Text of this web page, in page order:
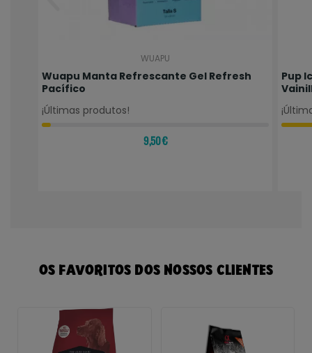
WUAPU
Wuapu Manta Refrescante Gel Refresh
Pacífico
¡Últimas produtos!
9,50 €
Pup
OS FAVORITOS DOS NOSSOS CLIENTES